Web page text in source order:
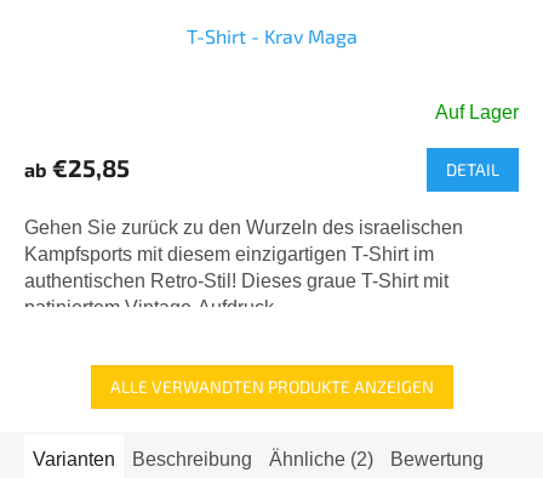
T-Shirt - Krav Maga
Auf Lager
ab €25,85 DETAIL
Gehen Sie zurück zu den Wurzeln des israelischen
Kampfsports mit diesem einzigartigen T-Shirt im
authentischen Retro-Stil! Dieses graue T-Shirt mit
patiniertem Vintage-Aufdruck...
ALLE VERWANDTEN PRODUKTE ANZEIGEN
Varianten Beschreibung Ähnliche (2) Bewertung